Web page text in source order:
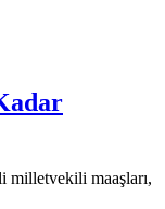
milletvekili maaşları,